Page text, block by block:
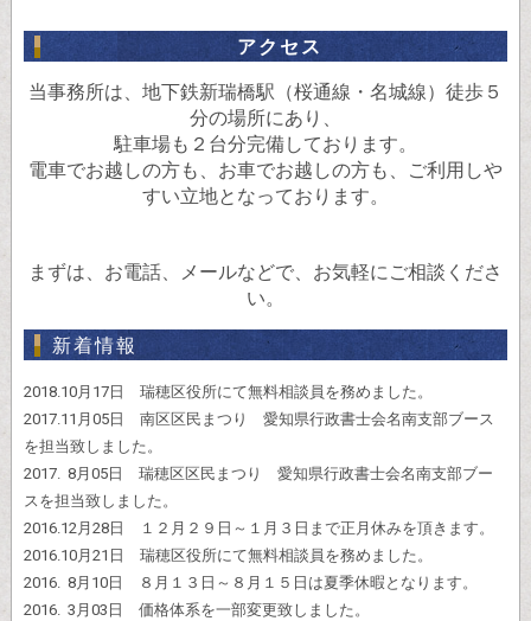
アクセス
当事務所は、地下鉄新瑞橋駅（桜通線・名城線）徒歩５
分の場所にあり、
駐車場も２台分完備しております。
電車でお越しの方も、お車でお越しの方も、ご利用しや
すい立地となっております。
まずは、お電話、メールなどで、お気軽にご相談くださ
い。
新着情報
2018.10月17日 瑞穂区役所にて無料相談員を務めました。
2017.11月05日 南区区民まつり 愛知県行政書士会名南支部ブース
を担当致しました。
2017. 8月05日 瑞穂区区民まつり 愛知県行政書士会名南支部ブー
スを担当致しました。
2016.12月28日 １２月２９日～１月３日まで正月休みを頂きます。
2016.10月21日 瑞穂区役所にて無料相談員を務めました。
2016. 8月10日 ８月１３日～８月１５日は夏季休暇となります。
2016. 3月03日 価格体系を一部変更致しました。